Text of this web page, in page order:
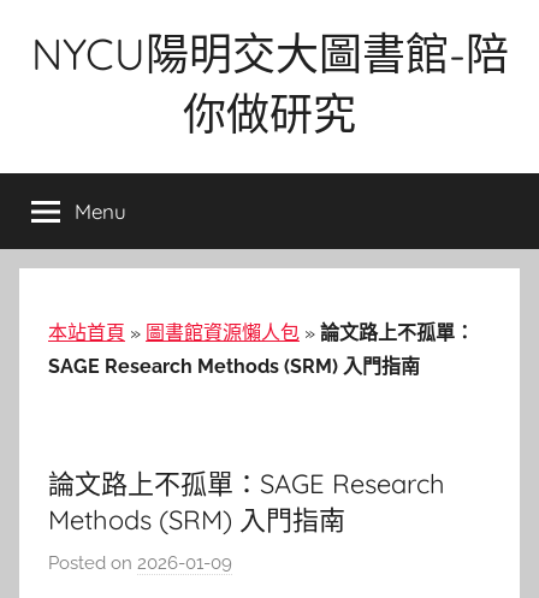
NYCU陽明交大圖書館-陪
你做研究
Menu
本站首頁 » 圖書館資源懶人包 » 論文路上不孤單：
SAGE Research Methods (SRM) 入門指南
論文路上不孤單：SAGE Research
Methods (SRM) 入門指南
Posted on 2026-01-09